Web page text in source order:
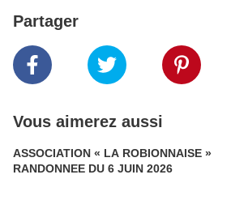
Partager
Vous aimerez aussi
ASSOCIATION « LA ROBIONNAISE »
RANDONNEE DU 6 JUIN 2026